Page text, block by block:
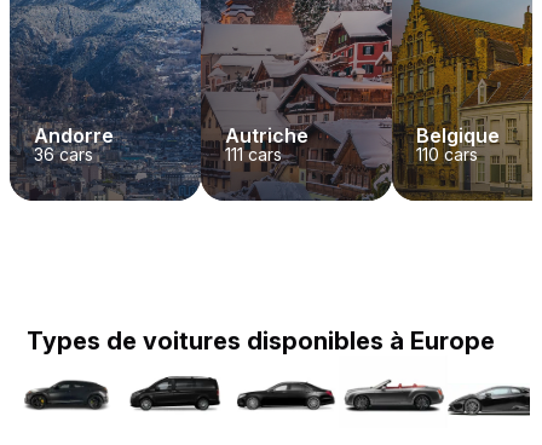
Andorre
36cars
Autriche
111cars
Belgique
110 cars
Types de voitures disponibles à Europe